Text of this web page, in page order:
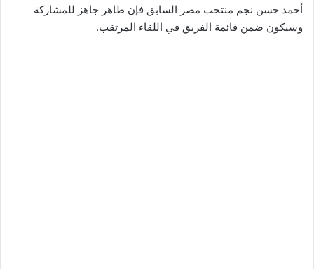
أحمد حسن نجم منتخب مصر السابق فإن طاهر جاهز للمشاركة
وسيكون ضمن قائمة الفريق في اللقاء المرتقب.